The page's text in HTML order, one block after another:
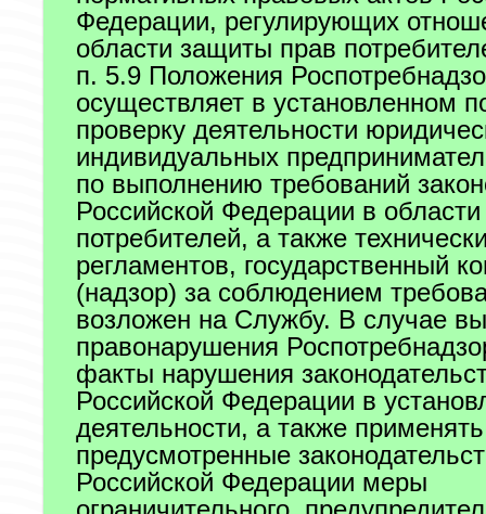
Федерации, регулирующих
области защиты прав
п. 5.9 Положения
осуществляет в установленном
проверку деятельности
индивидуальных
по выполнению требований
Российской Федерации в
потребителей, а также
регламентов, государственный
(надзор) за соблюдением
возложен на Службу. В случае
правонарушения
факты нарушения
Российской Федерации в
деятельности, а также применять
предусмотренные
Российской Федерации меры